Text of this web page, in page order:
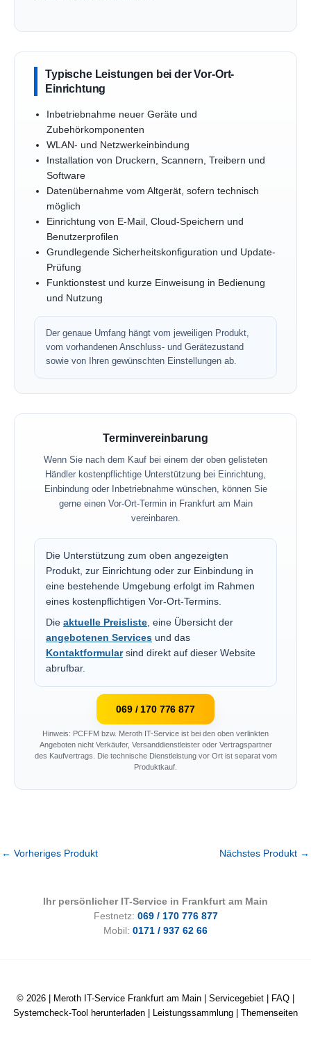
Typische Leistungen bei der Vor-Ort-
Einrichtung
Inbetriebnahme neuer Geräte und
Zubehörkomponenten
WLAN- und Netzwerkeinbindung
Installation von Druckern, Scannern, Treibern und
Software
Datenübernahme vom Altgerät, sofern technisch
möglich
Einrichtung von E-Mail, Cloud-Speichern und
Benutzerprofilen
Grundlegende Sicherheitskonfiguration und Update-
Prüfung
Funktionstest und kurze Einweisung in Bedienung
und Nutzung
Der genaue Umfang hängt vom jeweiligen Produkt,
vom vorhandenen Anschluss- und Gerätezustand
sowie von Ihren gewünschten Einstellungen ab.
Terminvereinbarung
Wenn Sie nach dem Kauf bei einem der oben gelisteten
Händler kostenpflichtige Unterstützung bei Einrichtung,
Einbindung oder Inbetriebnahme wünschen, können Sie
gerne einen Vor-Ort-Termin in Frankfurt am Main
vereinbaren.
Die Unterstützung zum oben angezeigten
Produkt, zur Einrichtung oder zur Einbindung in
eine bestehende Umgebung erfolgt im Rahmen
eines kostenpflichtigen Vor-Ort-Termins.
Die aktuelle Preisliste, eine Übersicht der
angebotenen Services und das
Kontaktformularsind direkt auf dieser Website
abrufbar.
069 / 170 776 877
Hinweis: PCFFM bzw. Meroth IT-Service ist bei den oben verlinkten
Angeboten nicht Verkäufer, Versanddienstleister oder Vertragspartner
des Kaufvertrags. Die technische Dienstleistung vor Ort ist separat vom
Produktkauf.
← Vorheriges Produkt Nächstes Produkt →
Ihr persönlicher IT-Service in Frankfurt am Main
Festnetz: 069 / 170 776 877
Mobil: 0171 / 937 62 66
© 2026 | Meroth IT-Service Frankfurt am Main Servicegebiet FAQ
Systemcheck-Tool herunterladen
Leistungssammlung Themenseiten